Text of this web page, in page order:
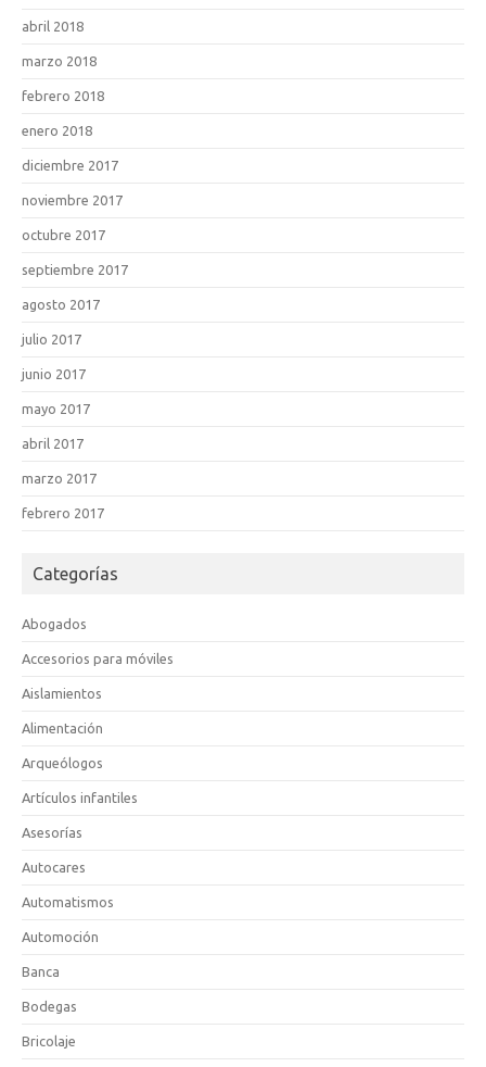
abril 2018
marzo 2018
febrero 2018
enero 2018
diciembre 2017
noviembre 2017
octubre 2017
septiembre 2017
agosto 2017
julio 2017
junio 2017
mayo 2017
abril 2017
marzo 2017
febrero 2017
Categorías
Abogados
Accesorios para móviles
Aislamientos
Alimentación
Arqueólogos
Artículos infantiles
Asesorías
Autocares
Automatismos
Automoción
Banca
Bodegas
Bricolaje